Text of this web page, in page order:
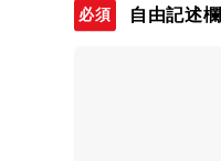
自由記述欄